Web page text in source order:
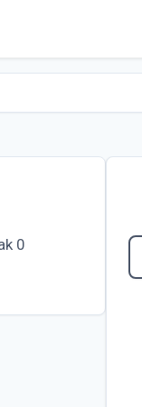
0